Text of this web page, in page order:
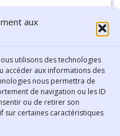
aux
utilisons des technologies
accéder aux informations des
nous permettra de
de navigation ou les ID
ou de retirer son
sur certaines caractéristiques